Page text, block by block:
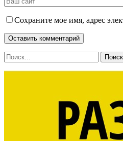
Сохраните мое имя, адрес